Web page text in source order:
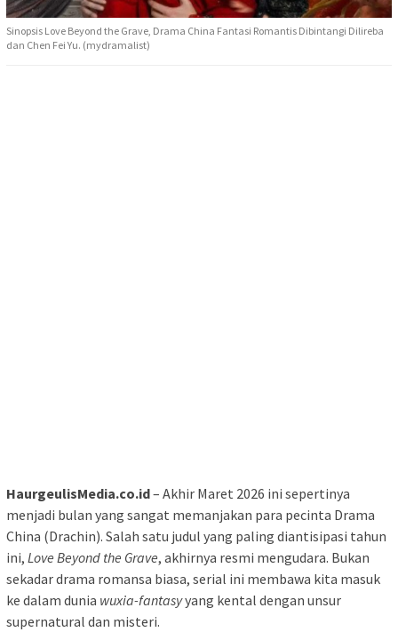
Sinopsis Love Beyond the Grave, Drama China Fantasi Romantis Dibintangi Dilireba
dan Chen Fei Yu. (mydramalist)
HaurgeulisMedia.co.id– Akhir Maret 2026 ini sepertinya
menjadi bulan yang sangat memanjakan para pecinta Drama
China (Drachin). Salah satu judul yang paling diantisipasi tahun
ini, Love Beyond the Grave, akhirnya resmi mengudara. Bukan
sekadar drama romansa biasa, serial ini membawa kita masuk
ke dalam dunia wuxia-fantasyyang kental dengan unsur
supernatural dan misteri.